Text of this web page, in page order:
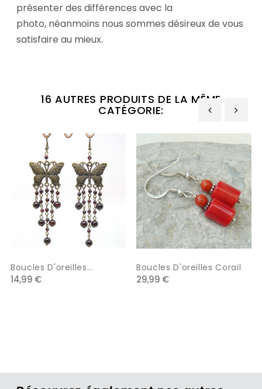
présenter des différences avec la
photo, néanmoins nous sommes désireux de vous
satisfaire au mieux.
16 AUTRES PRODUITS DE LA MÊME
CATÉGORIE:
Boucles D'oreilles...
14,99 €
Boucles D'oreilles Corail
29,99 €
‹ ›